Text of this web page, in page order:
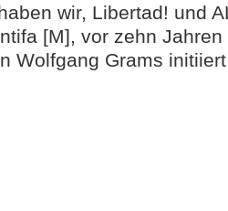
wir, Libertad! und
[M], vor zehn
Wolfgang Grams